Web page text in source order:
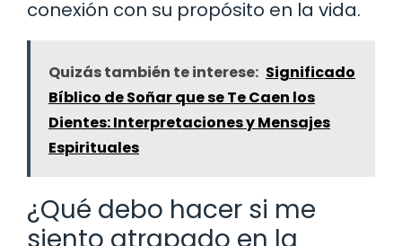
conexión con su propósito en la vida.
Quizás también te interese: Significado
Bíblico de Soñar que se Te Caen los
Dientes: Interpretaciones y Mensajes
Espirituales
¿Qué debo hacer si me